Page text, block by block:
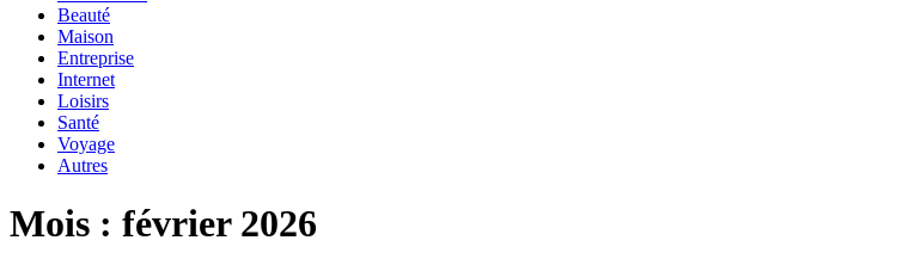
Beauté
Maison
Entreprise
Internet
Loisirs
Santé
Voyage
Autres
Mois : février 2026